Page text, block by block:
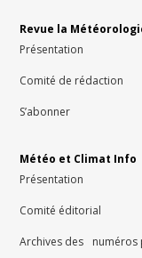
Revue la
Présentation
Comité de rédaction
S’abonner
Météo et Climat Info
Présentation
Comité éditorial
Archives des numéros